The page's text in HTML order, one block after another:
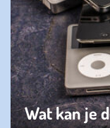
Wat kan je